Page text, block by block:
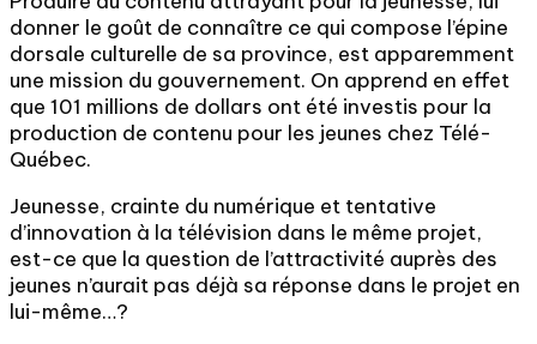
donner le goût de connaître ce qui compose l’épine
dorsale culturelle de sa province, est apparemment
une mission du gouvernement. On apprend en effet
que 101 millions de dollars ont été investis pour la
production de contenu pour les jeunes chez Télé-
Québec.
Jeunesse, crainte du numérique et tentative
d’innovation à la télévision dans le même projet,
est-ce que la question de l’attractivité auprès des
jeunes n’aurait pas déjà sa réponse dans le projet en
lui-même…?